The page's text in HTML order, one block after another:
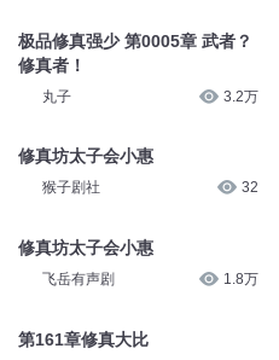
极品修真强少 第0005章 武者？
修真者！
丸子 3.2万
修真坊太子会小惠
猴子剧社 32
修真坊太子会小惠
飞岳有声剧 1.8万
第161章修真大比